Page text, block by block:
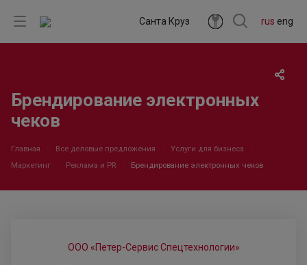
rus eng
Санта Круз
Брендирование электронных
чеков
Главная Все деловые предложения
Услуги для бизнеса
Маркетинг
Реклама и PR Брендирование электронных чеков
ООО «Петер-Сервис Спецтехнологии»